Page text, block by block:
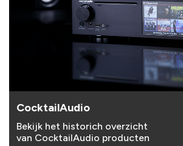
CocktailAudio
Bekijk het historich overzicht
van CocktailAudio producten